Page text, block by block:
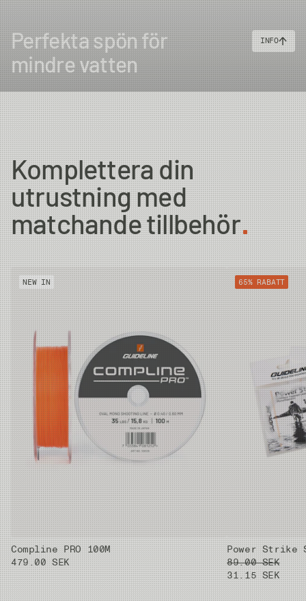
Perfekta spön för
mindre vatten
INFO
Komplettera din
utrustning med
matchande tillbehör
NEW IN
Compline PRO 100M
479.00 SEK
65% RABATT
Power Strike
89.00 SEK
31.15 SEK